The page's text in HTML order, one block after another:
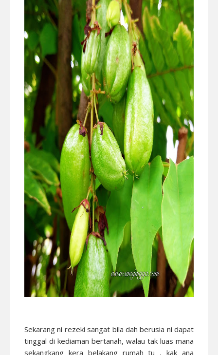
Sekarang ni rezeki sangat bila dah berusia ni dapat
tinggal di kediaman bertanah, walau tak luas mana
sekangkang kera belakang rumah tu , kak ana